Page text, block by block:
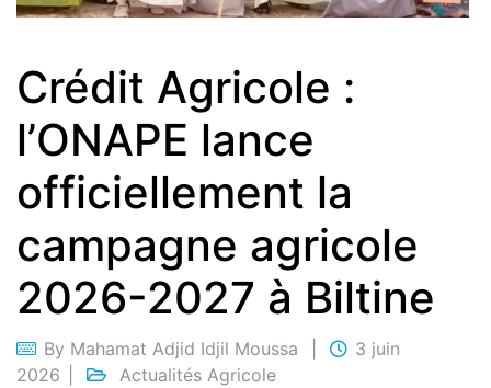
Crédit Agricole :
l’ONAPE lance
officiellement la
campagne agricole
2026-2027 à Biltine
By Mahamat Adjid Idjil Moussa
3 juin
2026
Actualités Agricole